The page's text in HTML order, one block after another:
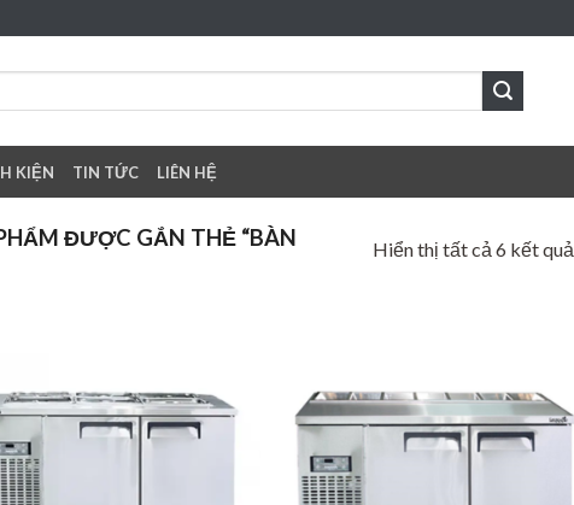
KIỆN TIN TỨC LIÊN HỆ
ĐƯỢC GẮN THẺ “BÀN
Hiển thị tất cả 6 kết quả
Add to
wishlist
Add to
wishlist